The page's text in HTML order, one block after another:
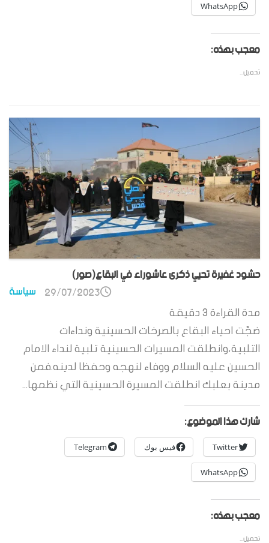
WhatsApp
معجب بهذه:
تحميل...
حشود غفيرة تحيي ذكرى عاشوراء في البقاع(صور)
سياسة 29/07/2023
مدة القراءة 3 دقيقة
ضجّت احياء البقاع بالصرخات الحسينية ونداءات
التلبية،وانطلقت المسيرات الحسينية تلبية لنداء الامام
الحسين عليه السلام ووفاء لنهجه وحفظا لدينه.فمن
مدينة بعلبك انطلقت المسيرة الحسينية التي نظمها...
شارك هذا الموضوع:
Twitter فيس بوك Telegram
WhatsApp
معجب بهذه:
تحميل...